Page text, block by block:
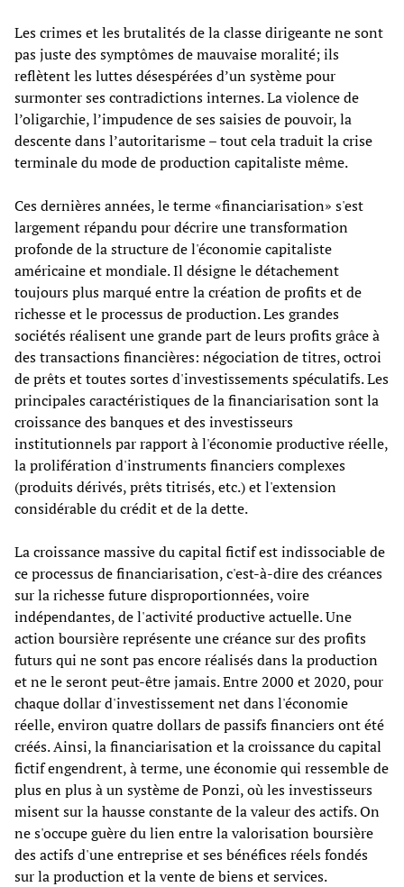
Les crimes et les brutalités de la classe dirigeante ne sont
pas juste des symptômes de mauvaise moralité; ils
reflètent les luttes désespérées d’un système pour
surmonter ses contradictions internes. La violence de
l’oligarchie, l’impudence de ses saisies de pouvoir, la
descente dans l’autoritarisme – tout cela traduit la crise
terminale du mode de production capitaliste même.
Ces dernières années, le terme «financiarisation» s'est
largement répandu pour décrire une transformation
profonde de la structure de l'économie capitaliste
américaine et mondiale. Il désigne le détachement
toujours plus marqué entre la création de profits et de
richesse et le processus de production. Les grandes
sociétés réalisent une grande part de leurs profits grâce à
des transactions financières: négociation de titres, octroi
de prêts et toutes sortes d'investissements spéculatifs. Les
principales caractéristiques de la financiarisation sont la
croissance des banques et des investisseurs
institutionnels par rapport à l'économie productive réelle,
la prolifération d'instruments financiers complexes
(produits dérivés, prêts titrisés, etc.) et l'extension
considérable du crédit et de la dette.
La croissance massive du capital fictif est indissociable de
ce processus de financiarisation, c'est-à-dire des créances
sur la richesse future disproportionnées, voire
indépendantes, de l'activité productive actuelle. Une
action boursière représente une créance sur des profits
futurs qui ne sont pas encore réalisés dans la production
et ne le seront peut-être jamais. Entre 2000 et 2020, pour
chaque dollar d'investissement net dans l'économie
réelle, environ quatre dollars de passifs financiers ont été
créés. Ainsi, la financiarisation et la croissance du capital
fictif engendrent, à terme, une économie qui ressemble de
plus en plus à un système de Ponzi, où les investisseurs
misent sur la hausse constante de la valeur des actifs. On
ne s'occupe guère du lien entre la valorisation boursière
des actifs d'une entreprise et ses bénéfices réels fondés
sur la production et la vente de biens et services.